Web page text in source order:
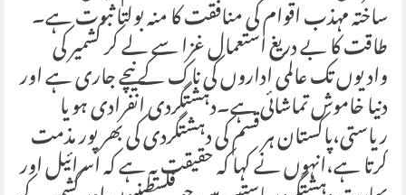
ساختہ مہذب اقوام کی منافقت کا منہ بولتا ثبوت ہے۔
طاقت کا بے دریغ استعمال غزا سے لے کر کشمیر کی
وادیوں تک عالمی اداروں کی ناک کے نیچے جاری ہے اور
دنیا خاموش تماشائی ہے۔دہشتگردی انفرادی ہو یا
ریاستی،پاکستان ہر قسم کی دہشتگردی کی بھرپور مذمت
کرتا ہے،انہوں نے کہا کہ حقیقت یہ ہے کہ اسرائیل اور